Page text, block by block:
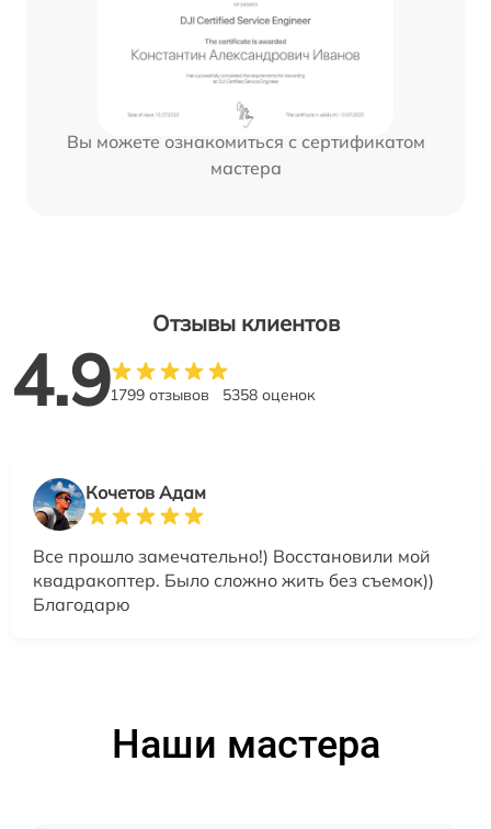
Вы можете ознакомиться с сертификатом
мастера
Отзывы клиентов
4.91799 отзывов 5358 оценок
Кочетов Адам
Все прошло замечательно!) Восстановили мой
квадракоптер. Было сложно жить без съемок))
Благодарю
Наши мастера